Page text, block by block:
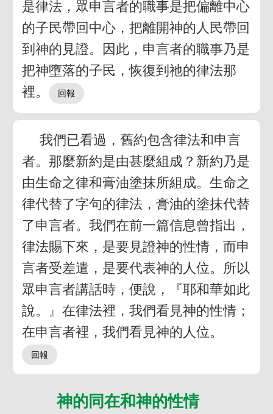
是律法，眾申言者的職事是把偏離中心
的子民帶回中心，把離開神的人民帶回
到神的見證。因此，申言者的職事乃是
把神墮落的子民，恢復到祂的律法那
裡。
我們已看過，舊約包含律法和申言
者。那麼新約是由甚麼組成？新約乃是
由生命之律和膏油塗抹所組成。生命之
律代替了字句的律法，膏油的塗抹代替
了申言者。我們在前一篇信息曾指出，
律法賜下來，是要見證神的性情，而申
言者受差遣，是要代表神的人位。所以
眾申言者講話時，便說，『耶和華如此
說。』在律法裡，我們看見神的性情；
在申言者裡，我們看見神的人位。
神的同在和神的性情